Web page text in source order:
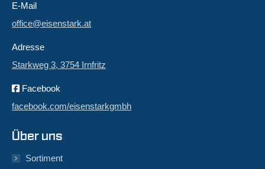
E-Mail
office@eisenstark.at
Adresse
Starkweg 3, 3754 Irnfritz
Facebook
facebook.com/eisenstarkgmbh
Über uns
Sortiment